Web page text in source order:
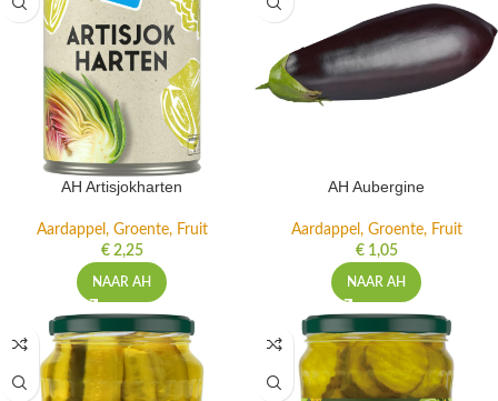
AH Artisjokharten
Aardappel, Groente, Fruit
€2,25
NAAR AH
AH Aubergine
Aardappel, Groente, Fruit
€1,05
NAAR AH